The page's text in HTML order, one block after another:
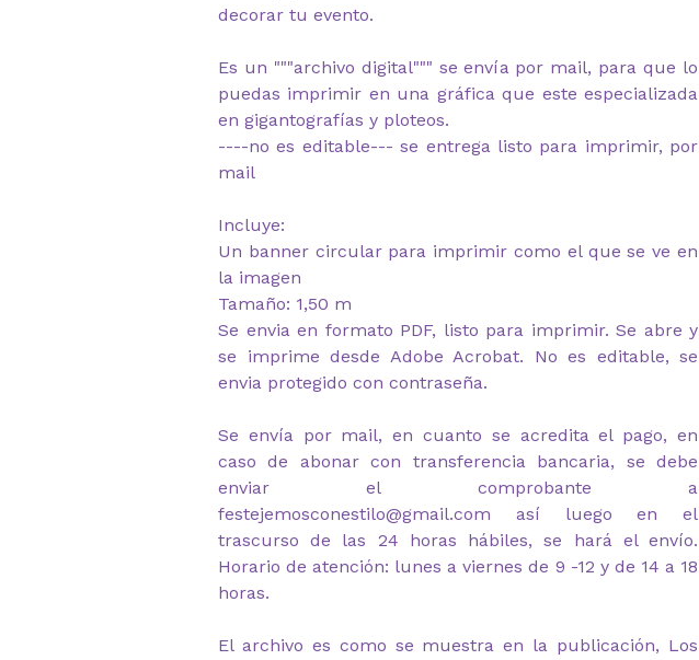
decorar tu evento.
Es un """archivo digital""" se envía por mail, para que lo
puedas imprimir en una gráfica que este especializada
en gigantografías y ploteos.
----no es editable--- se entrega listo para imprimir, por
mail
Incluye:
Un banner circular para imprimir como el que se ve en
la imagen
Tamaño: 1,50 m
Se envia en formato PDF, listo para imprimir. Se abre y
se imprime desde Adobe Acrobat. No es editable, se
envia protegido con contraseña.
Se envía por mail, en cuanto se acredita el pago, en
caso de abonar con transferencia bancaria, se debe
enviar el comprobante a
festejemosconestilo@gmail.com así luego en el
trascurso de las 24 horas hábiles, se hará el envío.
Horario de atención: lunes a viernes de 9 -12 y de 14 a 18
horas.
El archivo es como se muestra en la publicación, Los